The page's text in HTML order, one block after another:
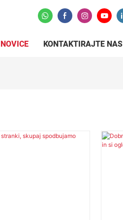
NOVICE KONTAKTIRAJTE NAS